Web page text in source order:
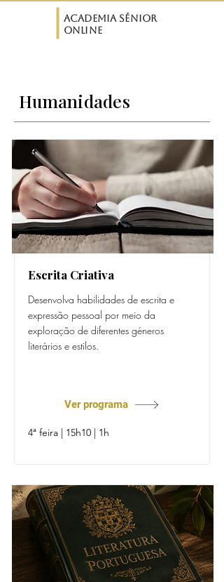
Academia Sénior
Online
Humanidades
Escrita Criativa
Desenvolva habilidades de escrita e
expressão pessoal por meio da
exploração de diferentes géneros
literários e estilos.
Ver programa
4ª feira | 15h10 | 1h